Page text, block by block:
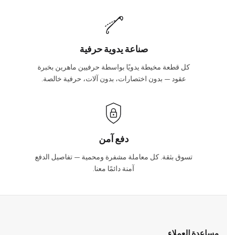
صناعة يدوية حرفية
كل قطعة مخيطة يدويًا بواسطة حرفيين ماهرين بخبرة
عقود — بدون اختصارات، بدون آلات، حرفية خالصة.
دفع آمن
تسوق بثقة. كل معاملة مشفرة ومحمية — تفاصيل الدفع
آمنة دائمًا معنا.
مساعدة العملاء